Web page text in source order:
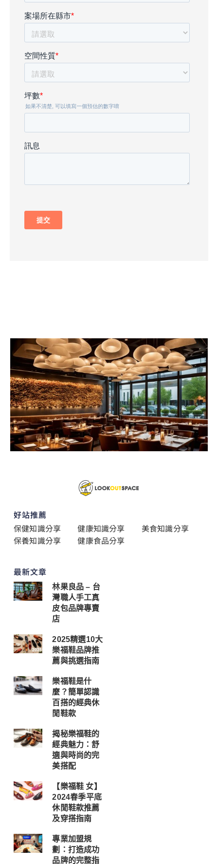
好站推薦
保健知識分享
健康知識分享
美食知識分享
保養知識分享
健康食品分享
最新文章
林果良品 – 台
灣職人手工真
皮包品牌專賣
店
2025精選10大
樂福鞋品牌推
薦與挑選指南
樂福鞋是什
麼？簡單認識
百搭的經典休
閒鞋款
揭秘樂福鞋的
經典魅力：舒
適與時尚的完
美搭配
【樂福鞋 女】
2024春季平底
休閒鞋款推薦
及穿搭指南
專業加盟規
劃：打造成功
品牌的完整指